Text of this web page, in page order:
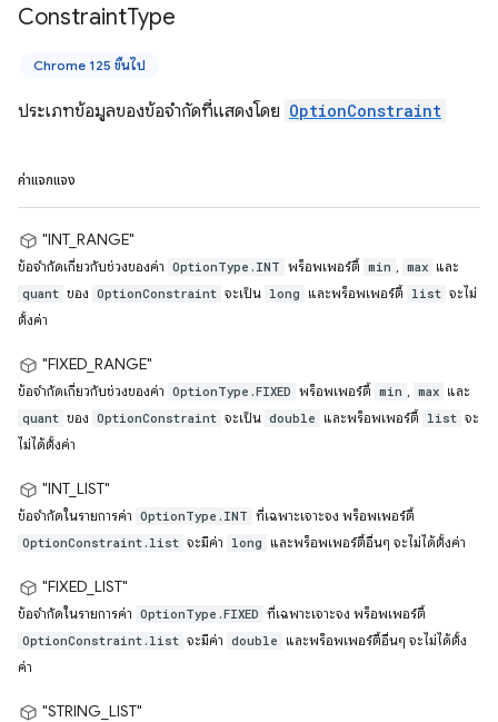
ConstraintType
Chrome 125 ขึ้นไป
ประเภทข้อมูลของข้อจำกัดที่แสดงโดย OptionConstraint
ค่าแจกแจง
"INT_RANGE"
ข้อจำกัดเกี่ยวกับช่วงของค่า OptionType.INT พร็อพเพอร์ตี้ min , max และ
quant ของ OptionConstraint จะเป็น long และพร็อพเพอร์ตี้ list จะไม่
ตั้งค่า
"FIXED_RANGE"
ข้อจำกัดเกี่ยวกับช่วงของค่า OptionType.FIXED พร็อพเพอร์ตี้ min , max และ
quant ของ OptionConstraint จะเป็น double และพร็อพเพอร์ตี้ list จะ
ไม่ได้ตั้งค่า
"INT_LIST"
ข้อจำกัดในรายการค่า OptionType.INT ที่เฉพาะเจาะจง พร็อพเพอร์ตี้
OptionConstraint.list จะมีค่า long และพร็อพเพอร์ตี้อื่นๆ จะไม่ได้ตั้งค่า
"FIXED_LIST"
ข้อจำกัดในรายการค่า OptionType.FIXED ที่เฉพาะเจาะจง พร็อพเพอร์ตี้
OptionConstraint.list จะมีค่า double
และพร็อพเพอร์ตี้อื่นๆ จะไม่ได้ตั้ง
ค่า
"STRING_LIST"